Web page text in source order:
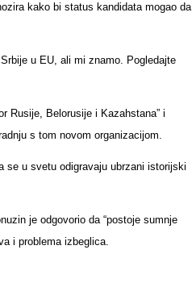
kako bi status kandidata mogao da
u EU, ali mi znamo. Pogledajte
Rusije, Belorusije i Kazahstana” i
s tom novom organizacijom.
se u svetu odigravaju ubrzani istorijski
je odgovorio da “postoje sumnje
i problema izbeglica.